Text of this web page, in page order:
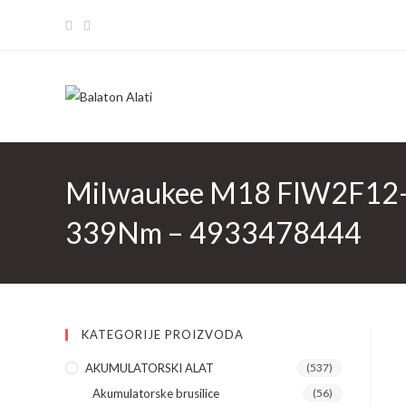
Milwaukee M18
339Nm – 4933478444
KATEGORIJE PROIZVODA
AKUMULATORSKI ALAT (537)
Akumulatorske brusilice (56)